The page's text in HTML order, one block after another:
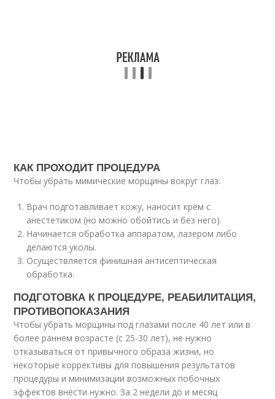
КАК ПРОХОДИТ ПРОЦЕДУРА
Чтобы убрать мимические морщины вокруг глаз:
Врач подготавливает кожу, наносит крем с
анестетиком (но можно обойтись и без него).
Начинается обработка аппаратом, лазером либо
делаются уколы.
Осуществляется финишная антисептическая
обработка.
ПОДГОТОВКА К ПРОЦЕДУРЕ, РЕАБИЛИТАЦИЯ,
ПРОТИВОПОКАЗАНИЯ
Чтобы убрать морщины под глазами после 40 лет или в
более раннем возрасте (с 25-30 лет), не нужно
отказываться от привычного образа жизни, но
некоторые коррективы для повышения результатов
процедуры и минимизации возможных побочных
эффектов внести нужно. За 2 недели до и месяц